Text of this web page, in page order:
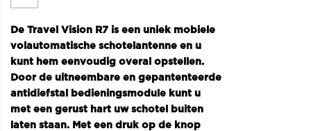
De Travel Vision R7 is een uniek mobiele
volautomatische schotelantenne en u
kunt hem eenvoudig overal opstellen.
Door de uitneembare en gepantenteerde
antidiefstal bedieningsmodule kunt u
met een gerust hart uw schotel buiten
laten staan. Met een druk op de knop